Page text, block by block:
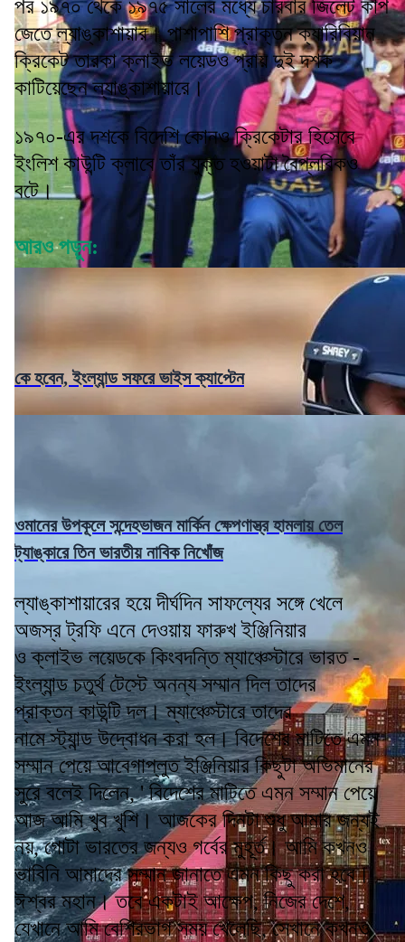
পর ১৯৭০ থেকে ১৯৭৫ সালের মধ্যে চারবার জিলেট কাপ
জেতে ল্যাঙ্কাশায়ার। পাশাপাশি প্রাক্তন ক্যারিবিয়ান
ক্রিকেট তারকা ক্লাইভ লয়েডও প্রায় দুই দশক
কাটিয়েছেন ল্যাঙ্কাশায়ারে।
১৯৭০-এর দশকে বিদেশি কোনও ক্রিকেটার হিসেবে
ইংলিশ কাউন্টি ক্লাবে তাঁর যুক্ত হওয়াটা বৈপ্লবিকও
বটে।
আরও পড়ুন:
কে হবেন, ইংল্যান্ড সফরে ভাইস ক্যাপ্টেন
ওমানের উপকূলে সন্দেহভাজন মার্কিন ক্ষেপণাস্ত্র হামলায় তেল
ট্যাঙ্কারে তিন ভারতীয় নাবিক নিখোঁজ
ল্যাঙ্কাশায়ারের হয়ে দীর্ঘদিন সাফল্যের সঙ্গে খেলে
অজস্র ট্রফি এনে দেওয়ায় ফারুখ ইঞ্জিনিয়ার
ও ক্লাইভ লয়েডকে কিংবদন্তি ম্যাঞ্চেস্টারে ভারত -
ইংল্যান্ড চতুর্থ টেস্টে অনন্য সম্মান দিল তাদের
প্রাক্তন কাউন্টি দল। ম্যাঞ্চেস্টারে তাদের
নামে স্ট্যান্ড উদ্বোধন করা হল। বিদেশের মাটিতে এমন
সম্মান পেয়ে আবেগাপ্লুত ইঞ্জিনিয়ার কিছুটা অভিমানের
সুরে বলেই দিলেন, ' বিদেশের মাটিতে এমন সম্মান পেয়ে
আজ আমি খুব খুশি। আজকের দিনটা শুধু আমার জন্যই
নয়, গোটা ভারতের জন্যও গর্বের মুহূর্ত। আমি কখনও
ভাবিনি আমাদের সম্মান জানাতে এমন কিছু করা হবে।
ঈশ্বর মহান। তবে একটাই আক্ষেপ, নিজের দেশে,
যেখানে আমি বেশিরভাগ সময় খেলেছি, সেখানে কখনও